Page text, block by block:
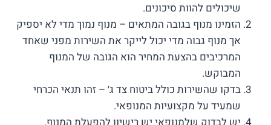
שיכולים להוות סיכונים.
הזמינו מנוף בגובה המתאים – מנוף נמוך מדי לא יספיק
אך מנוף גבוה מדי יכול לייקר את השירות מפני שאחד
המרכיבים בהצעת המחיר הוא הגובה של המנוף
המבוקש.
בדקו שהשירות כולל ביטוח צד ג׳ – זהו תנאי הכרחי
שמעיד על מקצועיות המנופאי.